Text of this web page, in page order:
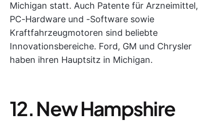
Michigan statt. Auch Patente für Arzneimittel,
PC-Hardware und -Software sowie
Kraftfahrzeugmotoren sind beliebte
Innovationsbereiche. Ford, GM und Chrysler
haben ihren Hauptsitz in Michigan.
12. New Hampshire